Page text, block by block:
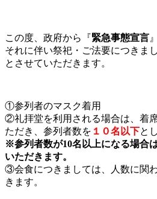
この度、政府から『緊急事態宣言
それに伴い祭祀・ご法要につきま
とさせていただきます。
①参列者のマスク着用
②礼拝堂を利用される場合は、着
ただき、参列者数を １０名以下と
※参列者数が10名以上になる場合
いただきます。
③会食につきましては、人数に関
きます。